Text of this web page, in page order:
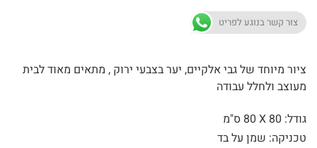
צור קשר בנוגע לפריט
ציור מיוחד של גבי אלקיים, יער בצבעי ירוק , מתאים מאוד לבית
מעוצב ולחלל עבודה
גודל: 80 X
80 ס"מ
טכניקה: שמן על בד